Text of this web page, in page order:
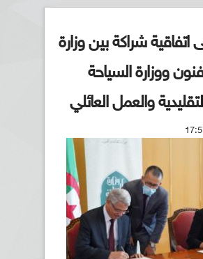
اتفاقية شراكة بين وزارة
ووزارة السياحة
والعمل العائلي